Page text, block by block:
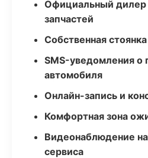
Официальный
запчастей
Собственная
SMS-уведомления о
автомобиля
Онлайн-запись и
Комфортная зона
Видеонаблюдение
сервиса